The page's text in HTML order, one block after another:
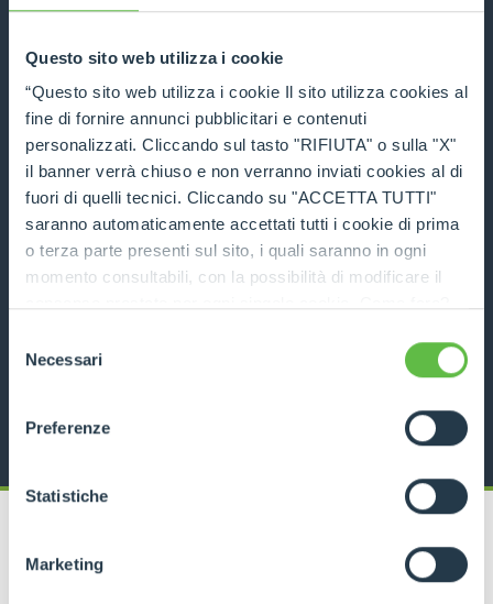
Questo sito web utilizza i cookie
“Questo sito web utilizza i cookie Il sito utilizza cookies al
fine di fornire annunci pubblicitari e contenuti
personalizzati. Cliccando sul tasto "RIFIUTA" o sulla "X"
il banner verrà chiuso e non verranno inviati cookies al di
fuori di quelli tecnici. Cliccando su "ACCETTA TUTTI"
saranno automaticamente accettati tutti i cookie di prima
o terza parte presenti sul sito, i quali saranno in ogni
momento consultabili, con la possibilità di modificare il
ogni pagina, selezionare "Modifichi il suo consenso" e
dell'informativa completa nel footer presente in ogni
pagina. Per esercitare i diritti riconosciuti all'interessato ai
GDPR abbiamo predisposto una
apposita procedura.
delNecessari
Preferenze
Statistiche
Marketing
DÉCOUVRIR
COMPARER